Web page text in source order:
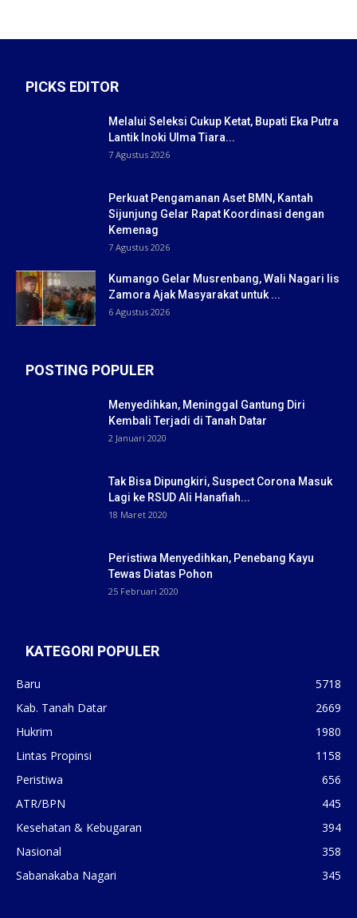
PICKS EDITOR
Melalui Seleksi Cukup Ketat, Bupati Eka Putra
Lantik Inoki Ulma Tiara...
7 Agustus 2026
Perkuat Pengamanan Aset BMN, Kantah
Sijunjung Gelar Rapat Koordinasi dengan
Kemenag
7 Agustus 2026
Kumango Gelar Musrenbang, Wali Nagari Iis
Zamora Ajak Masyarakat untuk ...
6 Agustus 2026
POSTING POPULER
Menyedihkan, Meninggal Gantung Diri
Kembali Terjadi di Tanah Datar
2 Januari 2020
Tak Bisa Dipungkiri, Suspect Corona Masuk
Lagi ke RSUD Ali Hanafiah...
18 Maret 2020
Peristiwa Menyedihkan, Penebang Kayu
Tewas Diatas Pohon
25 Februari 2020
KATEGORI POPULER
Baru
5718
Kab. Tanah Datar
2669
Hukrim
1980
Lintas Propinsi
1158
Peristiwa
656
ATR/BPN
445
Kesehatan & Kebugaran
394
Nasional
358
Sabanakaba Nagari
345